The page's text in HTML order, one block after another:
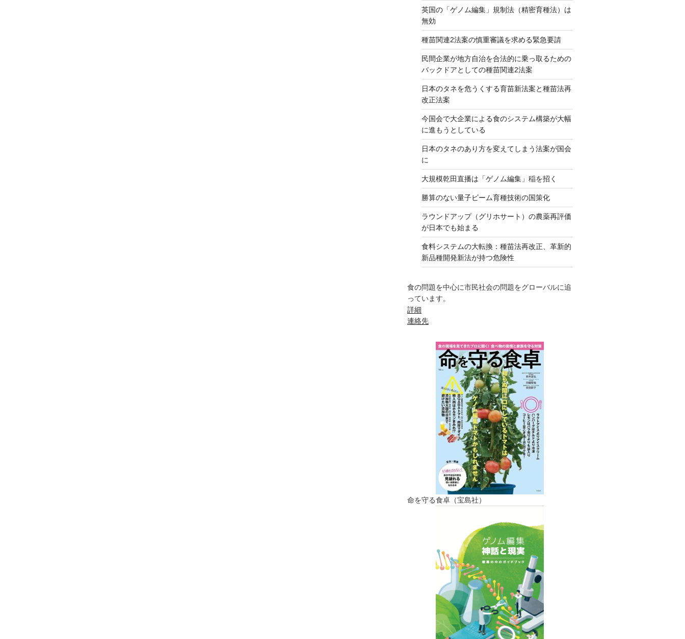
英国の「ゲノム編集」規制法（精密育種法）は
無効
種苗関連2法案の慎重審議を求める緊急要請
民間企業が地方自治を合法的に乗っ取るための
バックドアとしての種苗関連2法案
日本のタネを危うくする育苗新法案と種苗法再
改正法案
今国会で大企業による食のシステム構築が大幅
に進もうとしている
日本のタネのあり方を変えてしまう法案が国会
に
大規模乾田直播は「ゲノム編集」稲を招く
勝算のない量子ビーム育種技術の国策化
ラウンドアップ（グリホサート）の農薬再評価
が日本でも始まる
食料システムの大転換：種苗法再改正、革新的
新品種開発新法が持つ危険性
食の問題を中心に市民社会の問題をグローバルに追
っています。
詳細
連絡先
命を守る食卓（宝島社）